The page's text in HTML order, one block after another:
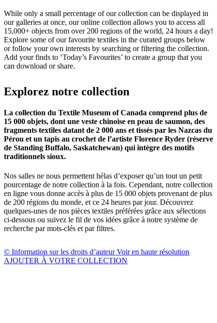
While only a small percentage of our collection can be displayed in
our galleries at once, our online collection allows you to access all
15,000+ objects from over 200 regions of the world, 24 hours a day!
Explore some of our favourite textiles in the curated groups below
or follow your own interests by searching or filtering the collection.
Add your finds to ‘Today’s Favourites’ to create a group that you
can download or share.
Explorez notre collection
La collection du Textile Museum of Canada comprend plus de
15 000 objets, dont une veste chinoise en peau de saumon, des
fragments textiles datant de 2 000 ans et tissés par les Nazcas du
Pérou et un tapis au crochet de l’artiste Florence Ryder (réserve
de Standing Buffalo, Saskatchewan) qui intègre des motifs
traditionnels sioux.
Nos salles ne nous permettent hélas d’exposer qu’un tout un petit
pourcentage de notre collection à la fois. Cependant, notre collection
en ligne vous donne accès à plus de 15 000 objets provenant de plus
de 200 régions du monde, et ce 24 heures par jour. Découvrez
quelques-unes de nos pièces textiles préférées grâce aux sélections
ci-dessous ou suivez le fil de vos idées grâce à notre système de
recherche par mots-clés et par filtres.
© Information sur les droits d’auteurVoir en haute résolution
AJOUTER À VOTRE COLLECTION